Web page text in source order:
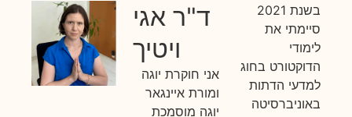
ד"ר אגי
ויטיך
אני חוקרת יוגה
ומורת איינגאר
יוגה מוסמכת
בשנת 2021
סיימתי את
לימודי
הדוקטורט בחוג
למדעי הדתות
באוניברסיטה